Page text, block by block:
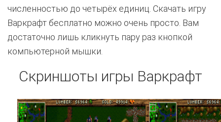
численностью до четырёх единиц. Скачать игру
Варкрафт бесплатно можно очень просто. Вам
достаточно лишь кликнуть пару раз кнопкой
компьютерной мышки.
Скриншоты игры Варкрафт